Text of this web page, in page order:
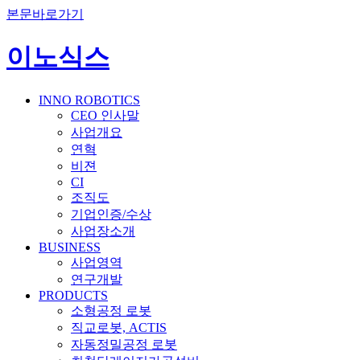
본문바로가기
이노식스
INNO ROBOTICS
CEO 인사말
사업개요
연혁
비젼
CI
조직도
기업인증/수상
사업장소개
BUSINESS
사업영역
연구개발
PRODUCTS
소형공정 로봇
직교로봇, ACTIS
자동정밀공정 로봇